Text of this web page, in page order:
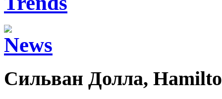
Сильван Долла,